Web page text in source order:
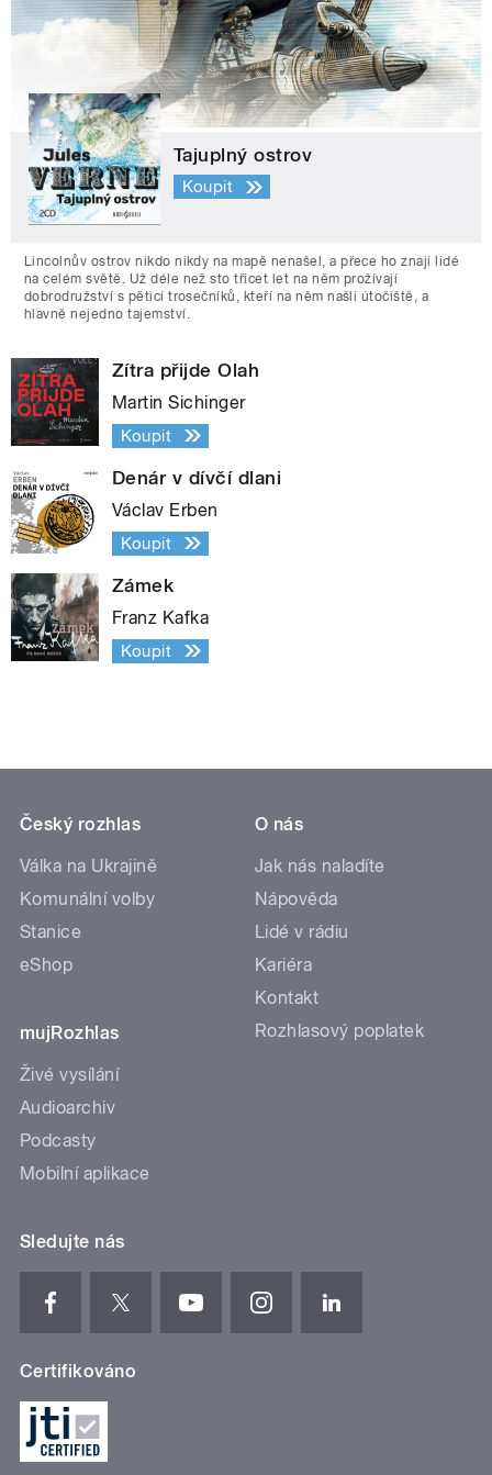
Tajuplný ostrov
Koupit
Lincolnův ostrov nikdo nikdy na mapě nenašel, a přece ho znají lidé
na celém světě. Už déle než sto třicet let na něm prožívají
dobrodružství s pěticí trosečníků, kteří na něm našli útočiště, a
hlavně nejedno tajemství.
Zítra přijde Olah
Martin Sichinger
Koupit
Denár v dívčí dlani
Václav Erben
Koupit
Zámek
Franz Kafka
Koupit
Český rozhlas
Válka na Ukrajině
Komunální volby
Stanice
eShop
mujRozhlas
Živé vysílání
Audioarchiv
Podcasty
Mobilní aplikace
O nás
Jak nás naladíte
Nápověda
Lidé v rádiu
Kariéra
Kontakt
Rozhlasový poplatek
Sledujte nás
Certifikováno